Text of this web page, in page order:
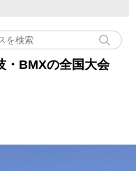
・BMXの全国大会